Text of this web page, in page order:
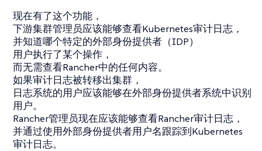
现在有了这个功能，
下游集群管理员应该能够查看Kubernetes审计日志，
并知道哪个特定的外部身份提供者（IDP）
用户执行了某个操作，
而无需查看Rancher中的任何内容。
如果审计日志被转移出集群，
日志系统的用户应该能够在外部身份提供者系统中识别
用户。
Rancher管理员现在应该能够查看Rancher审计日志，
并通过使用外部身份提供者用户名跟踪到Kubernetes
审计日志。